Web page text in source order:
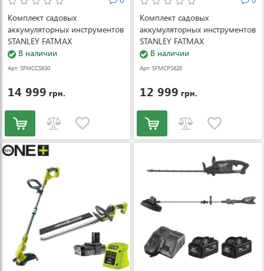
Комплект садовых
аккумуляторных инструментов
STANLEY FATMAX
SFMCCS630M1+SFMCPP32M1
(SFMCCS630M1+SFMCPP32M1)
В наличии
Арт: SFMCCS630
14 999 грн.
Комплект садовых
аккумуляторных инструментов
STANLEY FATMAX
SFMCPS620M1+
SFMCPH845M1
В наличии
Арт: SFMCPS620
12 999 грн.